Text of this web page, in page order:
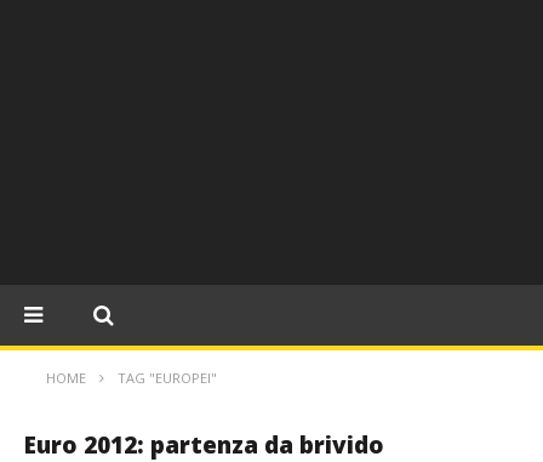
HOME TAG "EUROPEI"
Euro 2012: partenza da brivido